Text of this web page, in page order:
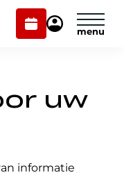
Plan
onderhoud
Mijn
uw
informatie